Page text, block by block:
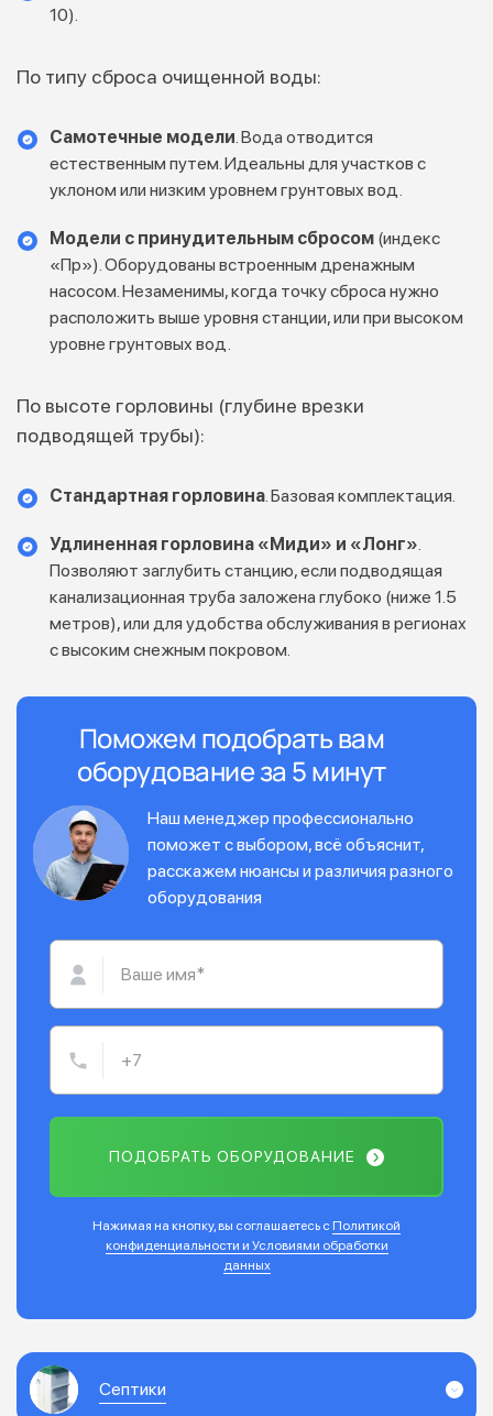
10).
По типу сброса очищенной воды:
Самотечные модели. Вода отводится
естественным путем. Идеальны для участков с
уклоном или низким уровнем грунтовых вод.
Модели с принудительным сбросом (индекс
«Пр»). Оборудованы встроенным дренажным
насосом. Незаменимы, когда точку сброса нужно
расположить выше уровня станции, или при высоком
уровне грунтовых вод.
По высоте горловины (глубине врезки
подводящей трубы):
Стандартная горловина. Базовая комплектация.
Удлиненная горловина «Миди» и «Лонг».
Позволяют заглубить станцию, если подводящая
канализационная труба заложена глубоко (ниже 1.5
метров), или для удобства обслуживания в регионах
с высоким снежным покровом.
Поможем подобрать вам
оборудование за 5 минут
Наш менеджер профессионально
поможет с выбором, всё объяснит,
расскажем нюансы и различия разного
оборудования
ПОДОБРАТЬ ОБОРУДОВАНИЕ
Нажимая на кнопку, вы соглашаетесь с Политикой
конфиденциальности и Условиями обработки
данных
Септики